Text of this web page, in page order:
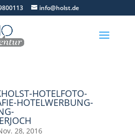
info@holst.de
HOTELFOTO-
HOTELWERBUNG-
28, 2016